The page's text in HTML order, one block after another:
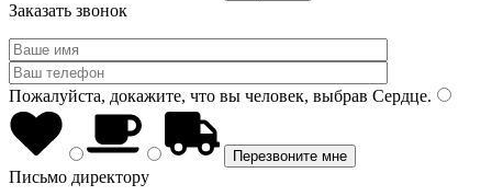
Заказать звонок
Пожалуйста, докажите, что вы человек, выбрав Сердце.
Письмо директору